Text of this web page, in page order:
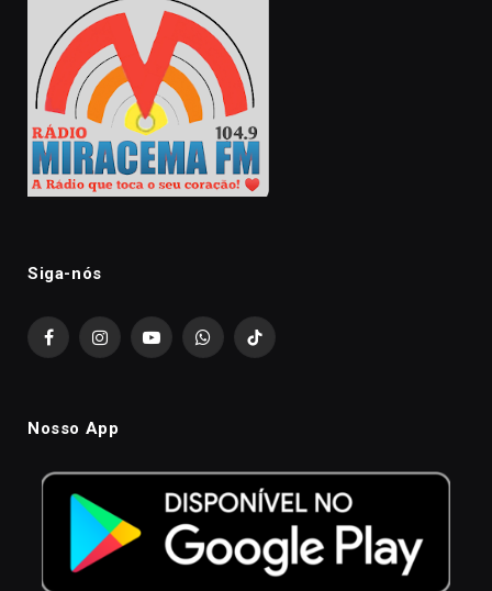
Siga-nós
FacebookInstagramYouTubeWhatsAppTikTok
Nosso App